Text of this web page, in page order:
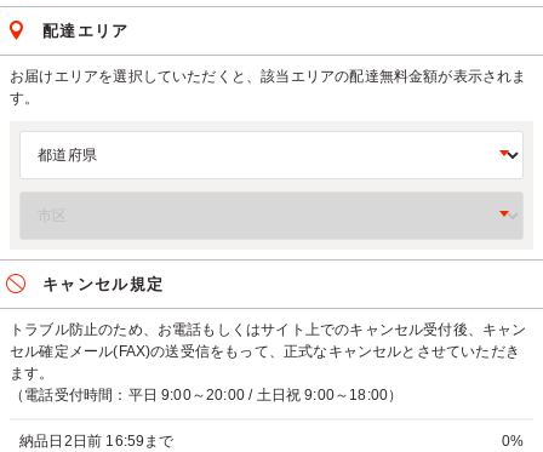
配達エリア
お届けエリアを選択していただくと、該当エリアの配達無料金額が表示されま
す。
キャンセル規定
トラブル防止のため、お電話もしくはサイト上でのキャンセル受付後、キャン
セル確定メール(FAX)の送受信をもって、正式なキャンセルとさせていただき
ます。
（電話受付時間：平日 9:00～20:00 / 土日祝 9:00～18:00）
納品日2日前 16:59まで 0%